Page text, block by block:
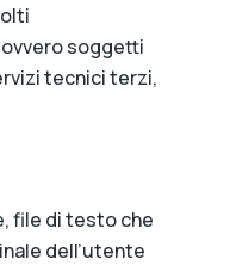
soggetti
tecnici terzi,
file di testo che
dell’utente